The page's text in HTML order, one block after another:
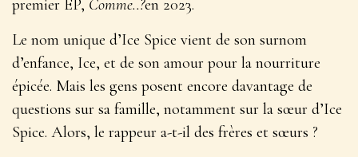
premier EP, Comme..?en 2023.
Le nom unique d’Ice Spice vient de son surnom
d’enfance, Ice, et de son amour pour la nourriture
épicée. Mais les gens posent encore davantage de
questions sur sa famille, notamment sur la sœur d’Ice
Spice. Alors, le rappeur a-t-il des frères et sœurs ?